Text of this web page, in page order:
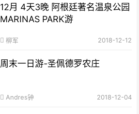
12月 4天3晚 阿根廷著名温泉公园
MARINAS PARK游
柳军 2018-12-12
周末一日游-圣佩德罗农庄
Andres钟 2018-12-04